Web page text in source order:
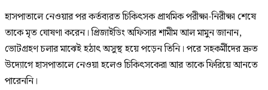
হাসপাতালে নেওয়ার পর কর্তব্যরত চিকিৎসক প্রাথমিক পরীক্ষা-নিরীক্ষা শেষে
তাকে মৃত ঘোষণা করেন। প্রিজাইডিং অফিসার শামীম আল মামুন জানান,
ভোটগ্রহণ চলার মাঝেই হঠাৎ অসুস্থ হয়ে পড়েন তিনি। পরে সহকর্মীদের দ্রুত
উদ্যোগে হাসপাতালে নেওয়া হলেও চিকিৎসকেরা আর তাকে ফিরিয়ে আনতে
পারেননি।